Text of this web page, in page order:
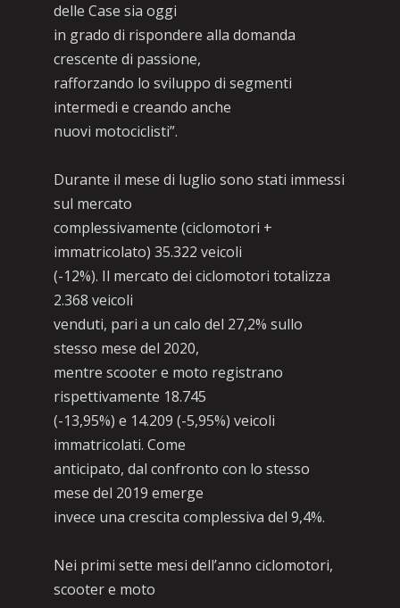
delle Case sia oggi
in grado di rispondere alla domanda
crescente di passione,
rafforzando lo sviluppo di segmenti
intermedi e creando anche
nuovi motociclisti”.
Durante il mese di luglio sono stati immessi
sul mercato
complessivamente (ciclomotori +
immatricolato) 35.322 veicoli
(-12%). Il mercato dei ciclomotori totalizza
2.368 veicoli
venduti, pari a un calo del 27,2% sullo
stesso mese del 2020,
mentre scooter e moto registrano
rispettivamente 18.745
(-13,95%) e 14.209 (-5,95%) veicoli
immatricolati. Come
anticipato, dal confronto con lo stesso
mese del 2019 emerge
invece una crescita complessiva del 9,4%.
Nei primi sette mesi dell’anno ciclomotori,
scooter e moto